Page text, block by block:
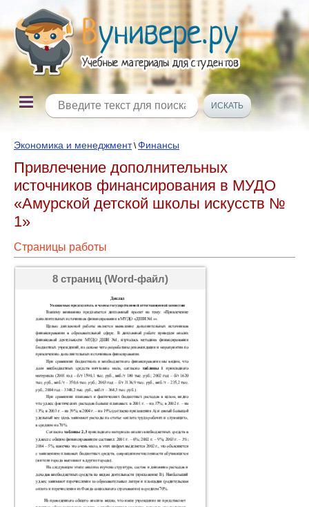
Экономика и менеджмент\Финансы
Привлечение дополнительных
источников финансирования в МУДО
«Амурской детской школы искусств №
1»
Страницы работы
8 страниц (Word-файл)